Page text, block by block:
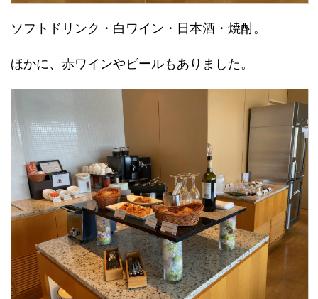
ソフトドリンク・白ワイン・日本酒・焼酎。
ほかに、赤ワインやビールもありました。